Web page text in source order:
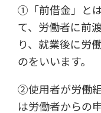
①「前借金」と
て、労働者に前
り、就業後に労
のをいいます。
②使用者が労働
は労働者からの